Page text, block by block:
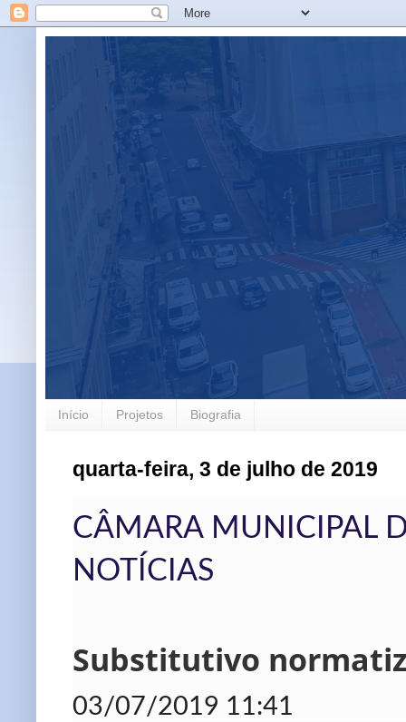
Início Projetos Biografia
quarta-feira, 3 de julho de 2019
CÂMARA MUNICIPAL
NOTÍCIAS
Substitutivo
03/07/2019 11:41